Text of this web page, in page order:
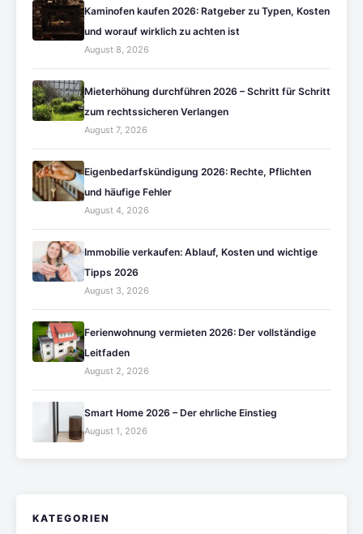
Kaminofen kaufen 2026: Ratgeber zu Typen, Kosten
und worauf wirklich zu achten ist
August 8, 2026
Mieterhöhung durchführen 2026 – Schritt für Schritt
zum rechtssicheren Verlangen
August 7, 2026
Eigenbedarfskündigung 2026: Rechte, Pflichten
und häufige Fehler
August 4, 2026
Immobilie verkaufen: Ablauf, Kosten und wichtige
Tipps 2026
August 3, 2026
Ferienwohnung vermieten 2026: Der vollständige
Leitfaden
August 2, 2026
Smart Home 2026 – Der ehrliche Einstieg
August 1, 2026
KATEGORIEN